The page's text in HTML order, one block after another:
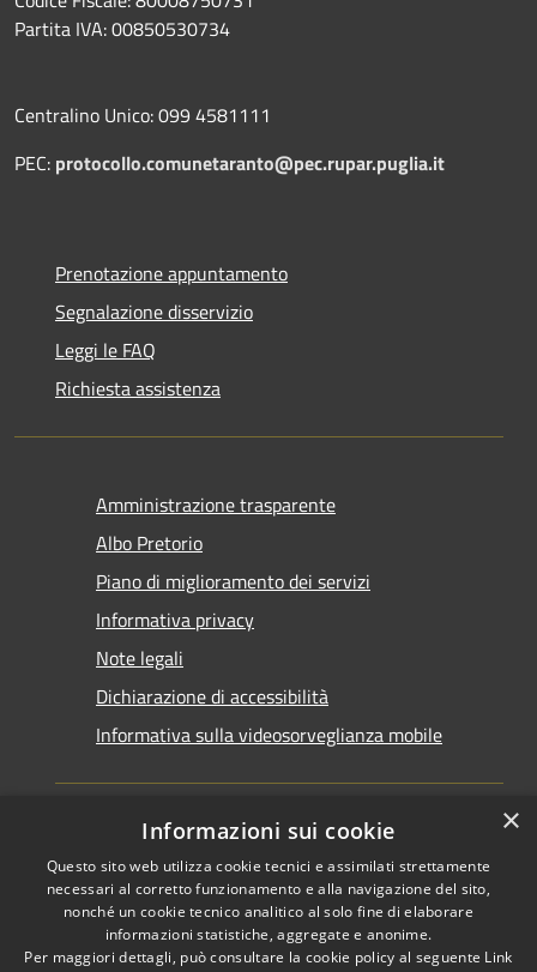
Partita IVA: 00850530734
Centralino Unico: 099 4581111
PEC: protocollo.comunetaranto@pec.rupar.puglia.it
Prenotazione appuntamento
Segnalazione disservizio
Leggi le FAQ
Richiesta assistenza
Amministrazione trasparente
Albo Pretorio
Piano di miglioramento dei servizi
Informativa privacy
Note legali
Dichiarazione di accessibilità
Informativa sulla videosorveglianza mobile
RSS
Accessibilità
Copyright © 2026 • Comune di
Taranto • Powered by
Municipium•Accesso
×
Informazioni sui cookie
Questo sito web utilizza cookie tecnici e assimilati strettamente
necessari al corretto funzionamento e alla navigazione del sito,
nonché un cookie tecnico analitico al solo fine di elaborare
informazioni statistiche, aggregate e anonime.
Per maggiori dettagli, può consultare la cookie policy al seguente Link